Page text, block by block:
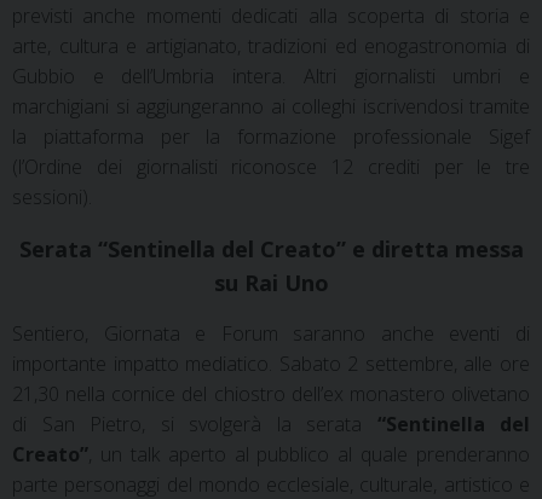
previsti anche momenti dedicati alla scoperta di storia e
arte, cultura e artigianato, tradizioni ed enogastronomia di
Gubbio e dell’Umbria intera. Altri giornalisti umbri e
marchigiani si aggiungeranno ai colleghi iscrivendosi tramite
la piattaforma per la formazione professionale Sigef
(l’Ordine dei giornalisti riconosce 12 crediti per le tre
sessioni).
Serata “Sentinella del Creato” e diretta messa
su Rai Uno
Sentiero, Giornata e Forum saranno anche eventi di
importante impatto mediatico. Sabato 2 settembre, alle ore
21,30 nella cornice del chiostro dell’ex monastero olivetano
di San Pietro, si svolgerà la serata “Sentinella del
Creato” , un talk aperto al pubblico al quale prenderanno
parte personaggi del mondo ecclesiale, culturale, artistico e